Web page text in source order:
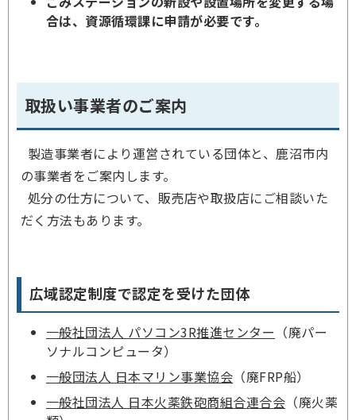
合は、資源循環課に申請が必要です。
取扱い事業者のご案内
製造事業者により運営されている団体と、鹿沼市内
の事業者をご案内します。
処分の仕方について、販売店や取扱店にご相談いた
だく方法もあります。
広域認定制度で認定を受けた団体
一般社団法人 パソコン3R推進センター （廃パー
ソナルコンピュータ）
一般団法人 日本マリン事業協会 （廃FRP船）
一般社団法人 日本火薬鉄砲商組合連合会 （廃火薬